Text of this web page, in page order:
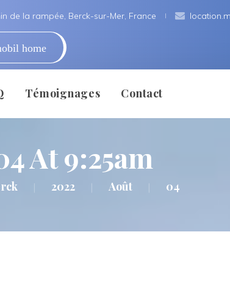
de la rampée, Berck-sur-Mer, France
home
Témoignage
Témoigner
Contact
Mentions Légale
At 9:25am
| 2022 | Août | 04